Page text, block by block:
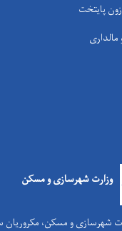
پایتخت
وزارت شهرسازی و مسکن
شهرسازی و مسکن، مکروریان